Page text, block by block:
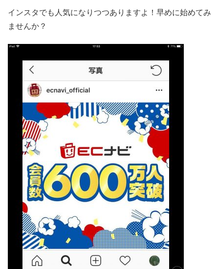
インスタでも人気になりつつありますよ！早めに始めてみ
ませんか？